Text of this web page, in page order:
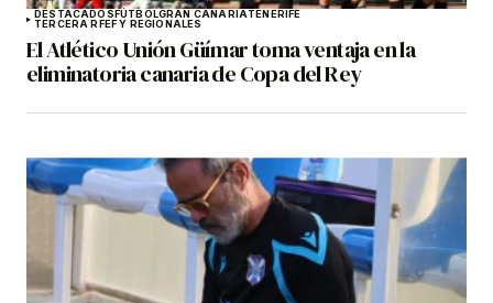
DESTACADOSFÚTBOLGRAN CANARIATENERIFE
TERCERA RFEF Y REGIONALES
El Atlético Unión Güímar toma ventaja en la
eliminatoria canaria de Copa del Rey